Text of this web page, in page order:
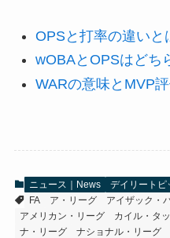
OPSと打率の違いと
wOBAとOPSはどち
WARの意味とMVP
ニュース｜News
デイリートピ
FA
ア・リーグ アイザック・
アメリカン・リーグ
カイル・タ
ナ・リーグ
ナショナル・リーグ